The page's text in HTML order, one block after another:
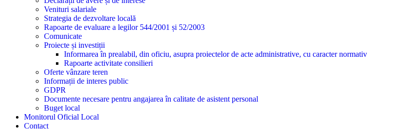
Venituri salariale
Strategia de dezvoltare locală
Rapoarte de evaluare a legilor 544/2001 și 52/2003
Comunicate
Proiecte și investiții
Informarea în prealabil, din oficiu, asupra proiectelor de acte administrative, cu caracter normativ
Rapoarte activitate consilieri
Oferte vânzare teren
Informații de interes public
GDPR
Documente necesare pentru angajarea în calitate de asistent personal
Buget local
Monitorul Oficial Local
Contact